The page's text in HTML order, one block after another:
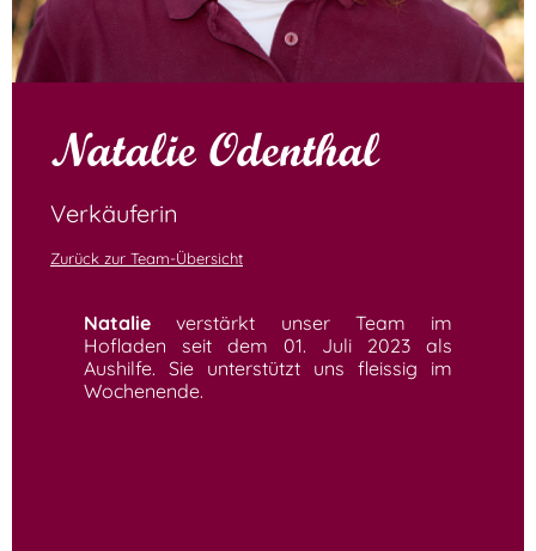
Natalie Odenthal
Verkäuferin
Zurück zur Team-Übersicht
Natalie verstärkt unser Team im
Hofladen seit dem 01. Juli 2023 als
Aushilfe. Sie unterstützt uns fleissig im
Wochenende.